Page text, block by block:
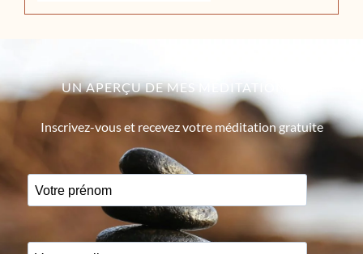
UN APERÇU DE MES MÉDITATIONS ?
Inscrivez-vous et recevez votre méditation gratuite